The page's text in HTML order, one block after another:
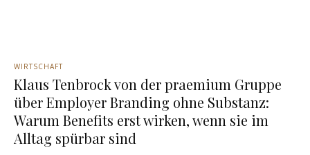
WIRTSCHAFT
Klaus Tenbrock von der praemium Gruppe
über Employer Branding ohne Substanz:
Warum Benefits erst wirken, wenn sie im
Alltag spürbar sind